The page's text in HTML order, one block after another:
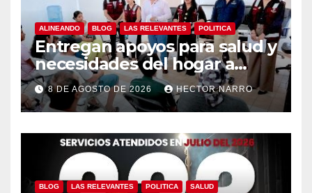
ALINEANDO BLOG LAS RELEVANTES POLITICA
Entregan apoyos para salud y
necesidades del hogar a
familias de Cabo San Lucas
8 DE AGOSTO DE 2026 HECTOR NARRO
BLOG LAS RELEVANTES POLITICA SALUD